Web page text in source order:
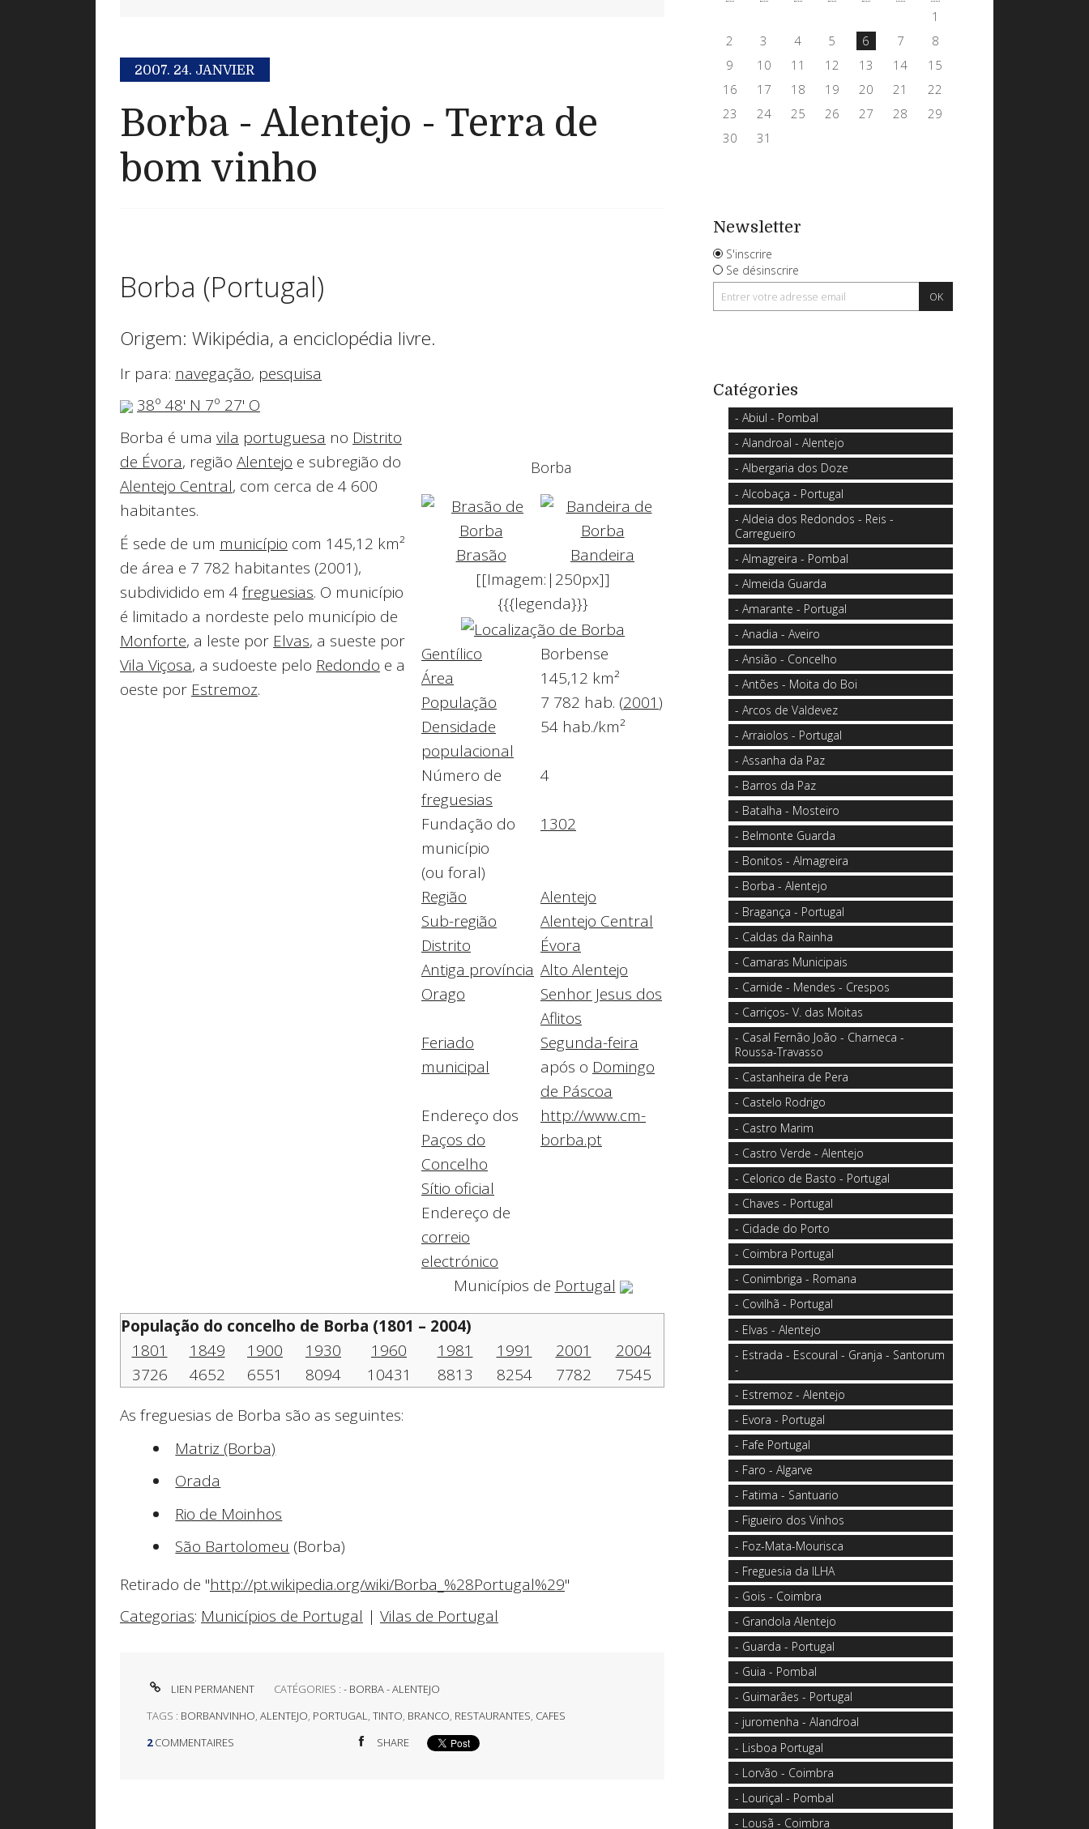
2007. 24. JANVIER
Borba - Alentejo - Terra de
bom vinho
Borba (Portugal)
Origem: Wikipédia, a enciclopédia livre.
Ir para: navegação, pesquisa
38º 48' N 7º 27' O
Borba
Brasão
Bandeira
[[Imagem:|250px]]
{{{legenda}}}
Gentílico
Borbense
Área
145,12 km²
População
7 782 hab. (2001)
Densidade
populacional
54 hab./km²
Número de
freguesias
4
Fundação do
município
(ou foral)
1302
Região
Alentejo
Sub-região
Alentejo Central
Distrito
Évora
Antiga província Alto Alentejo
Orago
Senhor Jesus dos
Aflitos
Feriado
municipal
Segunda-feira
após o Domingo
de Páscoa
Endereço dos
Paços do
Concelho
http://www.cm-
borba.pt
Sítio oficial
Endereço de
correio
electrónico
Municípios de Portugal
Borba é uma vila portuguesa no Distrito
de Évora, região Alentejo e subregião do
Alentejo Central, com cerca de 4 600
habitantes.
É sede de um município com 145,12 km²
de área e 7 782 habitantes (2001),
subdividido em 4freguesias. O município
é limitado a nordeste pelo município de
Monforte, a leste por Elvas, a sueste por
Vila Viçosa, a sudoeste pelo Redondo e a
oeste por Estremoz.
População do concelho de Borba (1801 – 2004)
1801
1849 1900 1930 1960 1981 1991 2001
2004
3726
4652 6551 8094 10431 8813 8254 7782
7545
As freguesias de Borba são as seguintes:
Matriz (Borba)
Orada
Rio de Moinhos
São Bartolomeu (Borba)
Retirado de "http://pt.wikipedia.org/wiki/Borba_%28Portugal%29"
Categorias: Municípios de Portugal | Vilas de Portugal
LIEN PERMANENT CATÉGORIES :- BORBA - ALENTEJO
TAGS : BORBANVINHO, ALENTEJO, PORTUGAL, TINTO, BRANCO, RESTAURANTES, CAFES
2 COMMENTAIRES SHARE
1
2
3 4 5 6 7
8
9
10 11 12 13 14
15
16
17 18 19 20 21
22
23
24 25 26 27 28
29
30
31
Newsletter
S'inscrire
Se désinscrire
Catégories
- Abiul - Pombal
- Alandroal - Alentejo
- Albergaria dos Doze
- Alcobaça - Portugal
- Aldeia dos Redondos - Reis -
Carregueiro
- Almagreira - Pombal
- Almeida Guarda
- Amarante - Portugal
- Anadia - Aveiro
- Ansião - Concelho
- Antões - Moita do Boi
- Arcos de Valdevez
- Arraiolos - Portugal
- Assanha da Paz
- Barros da Paz
- Batalha - Mosteiro
- Belmonte Guarda
- Bonitos - Almagreira
- Borba - Alentejo
- Bragança - Portugal
- Caldas da Rainha
- Camaras Municipais
- Carnide - Mendes - Crespos
- Carriços- V. das Moitas
- Casal Fernão João - Charneca -
Roussa-Travasso
- Castanheira de Pera
- Castelo Rodrigo
- Castro Marim
- Castro Verde - Alentejo
- Celorico de Basto - Portugal
- Chaves - Portugal
- Cidade do Porto
- Coimbra Portugal
- Conimbriga - Romana
- Covilhã - Portugal
- Elvas - Alentejo
- Estrada - Escoural - Granja - Santorum
-
- Estremoz - Alentejo
- Evora - Portugal
- Fafe Portugal
- Faro - Algarve
- Fatima - Santuario
- Figueiro dos Vinhos
- Foz-Mata-Mourisca
- Freguesia da ILHA
- Gois - Coimbra
- Grandola Alentejo
- Guarda - Portugal
- Guia - Pombal
- Guimarães - Portugal
- juromenha - Alandroal
- Lisboa Portugal
- Lorvão - Coimbra
- Louriçal - Pombal
- Lousã - Coimbra